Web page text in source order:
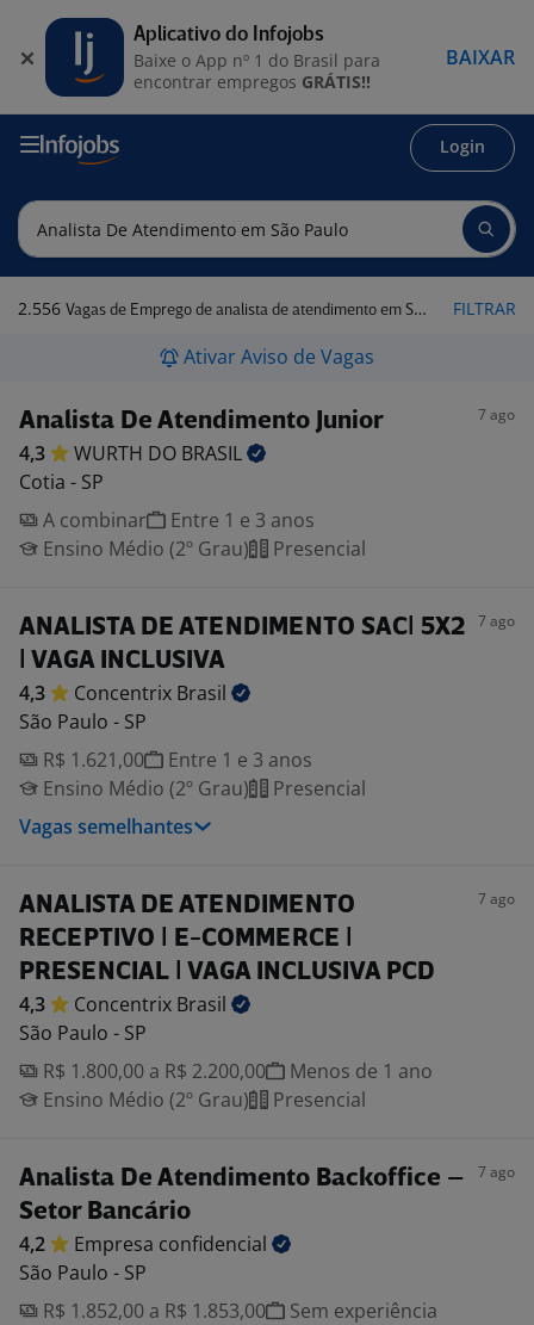
Login
2.556 Vagas de Emprego de analista de atendimento em São Paulo FILTRAR
Ativar Aviso de Vagas
Analista De Atendimento Junior 7 ago
4,3 WURTH DO BRASIL
Cotia - SP
A combinar
Entre 1 e 3 anos
Ensino Médio (2º Grau)
Presencial
ANALISTA DE ATENDIMENTO SAC| 5X2
| VAGA INCLUSIVA
7 ago
4,3 Concentrix Brasil
São Paulo - SP
R$ 1.621,00
Entre 1 e 3 anos
Ensino Médio (2º Grau)
Presencial
Vagas semelhantes
ANALISTA DE ATENDIMENTO
RECEPTIVO | E-COMMERCE |
PRESENCIAL | VAGA INCLUSIVA PCD
7 ago
4,3 Concentrix Brasil
São Paulo - SP
R$ 1.800,00 a R$ 2.200,00
Menos de 1 ano
Ensino Médio (2º Grau)
Presencial
Analista De Atendimento Backoffice –
Setor Bancário
7 ago
4,2 Empresa confidencial
São Paulo - SP
R$ 1.852,00 a R$ 1.853,00
Sem experiência
Aplicativo do Infojobs
Baixe o App nº 1 do Brasil para
encontrar empregos GRÁTIS!!
BAIXAR